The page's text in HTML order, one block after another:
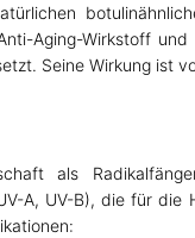
Aging-Wirkstoff
Seine Wirkung ist
als
A, UV-B), die für